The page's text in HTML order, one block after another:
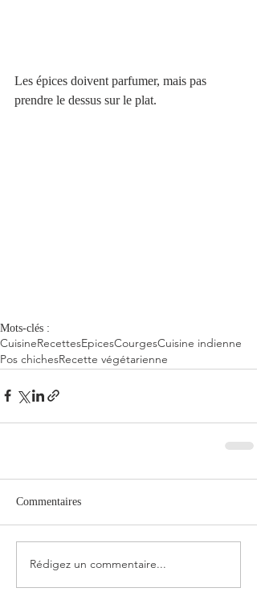
Les épices doivent parfumer, mais pas
prendre le dessus sur le plat.
Mots-clés :
CuisineRecettesEpicesCourgesCuisine indienne
Pos chichesRecette végétarienne
Commentaires
Rédigez un commentaire...